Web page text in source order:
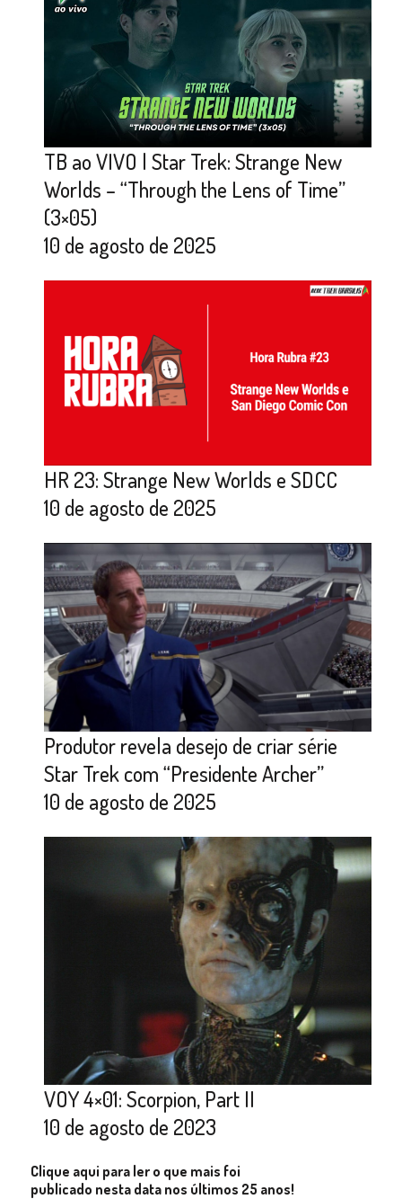
TB ao VIVO | Star Trek: Strange New
Worlds – “Through the Lens of Time”
(3×05)
10 de agosto de 2025
HR 23: Strange New Worlds e SDCC
10 de agosto de 2025
Produtor revela desejo de criar série
Star Trek com “Presidente Archer”
10 de agosto de 2025
VOY 4×01: Scorpion, Part II
10 de agosto de 2023
Clique aqui para ler o que mais foi
publicado nesta data nos últimos 25 anos!